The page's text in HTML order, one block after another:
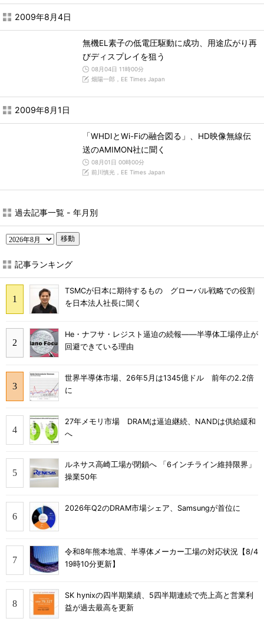
2009年8月4日
無機EL素子の低電圧駆動に成功、用途広がり再
びディスプレイを狙う
08月04日 11時00分
畑陽一郎，EE Times Japan
2009年8月1日
「WHDIとWi-Fiの融合図る」、HD映像無線伝
送のAMIMON社に聞く
08月01日 00時00分
前川慎光，EE Times Japan
過去記事一覧 - 年月別
移動
記事ランキング
TSMCが日本に期待するもの グローバル戦略での役割
を日本法人社長に聞く
He・ナフサ・レジスト逼迫の続報――半導体工場停止が
回避できている理由
世界半導体市場、26年5月は1345億ドル 前年の2.2倍
に
27年メモリ市場 DRAMは逼迫継続、NANDは供給緩和
へ
ルネサス高崎工場が閉鎖へ 「6インチライン維持限界」
操業50年
2026年Q2のDRAM市場シェア、Samsungが首位に
令和8年熊本地震、半導体メーカー工場の対応状況【8/4
19時10分更新】
SK hynixの四半期業績、5四半期連続で売上高と営業利
益が過去最高を更新